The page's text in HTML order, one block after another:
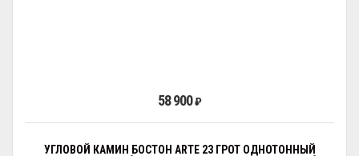
58 900₽
УГЛОВОЙ КАМИН БОСТОН ARTE 23 ГРОТ ОДНОТОННЫЙ